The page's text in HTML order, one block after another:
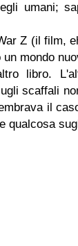
umani;
Z (il film,
mondo
libro.
scaffali
il
qualcosa